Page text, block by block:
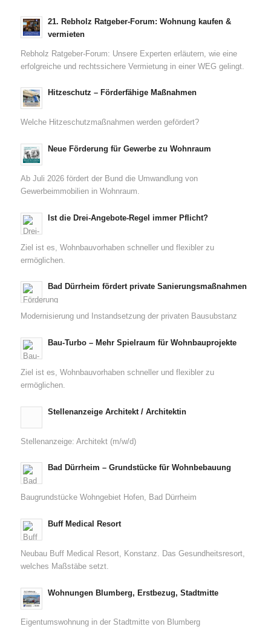
21. Rebholz Ratgeber-Forum: Wohnung kaufen &
vermieten
Rebholz Ratgeber-Forum: Unsere Experten erläutern, wie eine
erfolgreiche und rechtssichere Vermietung in einer WEG gelingt.
Hitzeschutz – Förderfähige Maßnahmen
Welche Hitzeschutzmaßnahmen werden gefördert?
Neue Förderung für Gewerbe zu Wohnraum
Ab Juli 2026 fördert der Bund die Umwandlung von
Gewerbeimmobilien in Wohnraum.
Ist die Drei-Angebote-Regel immer Pflicht?
Ziel ist es, Wohnbauvorhaben schneller und flexibler zu
ermöglichen.
Bad Dürrheim fördert private Sanierungsmaßnahmen
Modernisierung und Instandsetzung der privaten Bausubstanz
Bau-Turbo – Mehr Spielraum für Wohnbauprojekte
Ziel ist es, Wohnbauvorhaben schneller und flexibler zu
ermöglichen.
Stellenanzeige Architekt / Architektin
Stellenanzeige: Architekt (m/w/d)
Bad Dürrheim – Grundstücke für Wohnbebauung
Baugrundstücke Wohngebiet Hofen, Bad Dürrheim
Buff Medical Resort
Neubau Buff Medical Resort, Konstanz. Das Gesundheitsresort,
welches Maßstäbe setzt.
Wohnungen Blumberg, Erstbezug, Stadtmitte
Eigentumswohnung in der Stadtmitte von Blumberg